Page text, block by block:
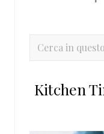
primaria
Cerca
sito
Kitchen